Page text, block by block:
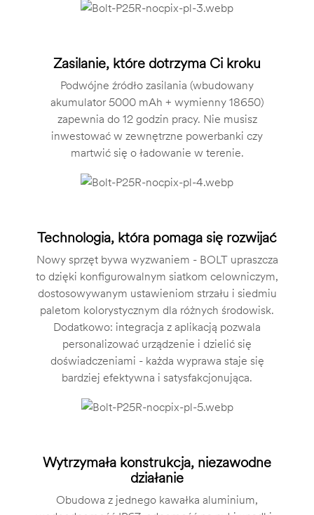
Zasilanie, które dotrzyma Ci kroku
Podwójne źródło zasilania (wbudowany
akumulator 5000 mAh + wymienny 18650)
zapewnia do 12 godzin pracy. Nie musisz
inwestować w zewnętrzne powerbanki czy
martwić się o ładowanie w terenie.
Technologia, która pomaga się rozwijać
Nowy sprzęt bywa wyzwaniem - BOLT upraszcza
to dzięki konfigurowalnym siatkom celowniczym,
dostosowywanym ustawieniom strzału i siedmiu
paletom kolorystycznym dla różnych środowisk.
Dodatkowo: integracja z aplikacją pozwala
personalizować urządzenie i dzielić się
doświadczeniami - każda wyprawa staje się
bardziej efektywna i satysfakcjonująca.
Wytrzymała konstrukcja, niezawodne
działanie
Obudowa z jednego kawałka aluminium,